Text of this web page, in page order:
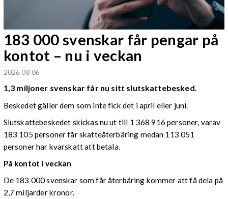
183 000 svenskar får pengar på
kontot – nu i veckan
2026 08 06
1,3 miljoner svenskar får nu sitt slutskattebesked.
Beskedet gäller dem som inte fick det i april eller juni.
Slutskattebeskedet skickas nu ut till 1 368 916 personer, varav
183 105 personer får skatteåterbäring medan 113 051
personer har kvarskatt att betala.
På kontot i veckan
De 183 000 svenskar som får återbäring kommer att få dela på
2,7 miljarder kronor.